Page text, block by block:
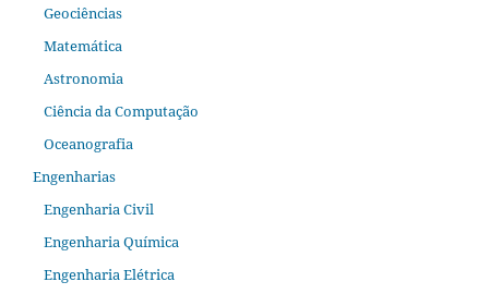
Geociências
Matemática
Astronomia
Ciência da Computação
Oceanografia
Engenharias
Engenharia Civil
Engenharia Química
Engenharia Elétrica